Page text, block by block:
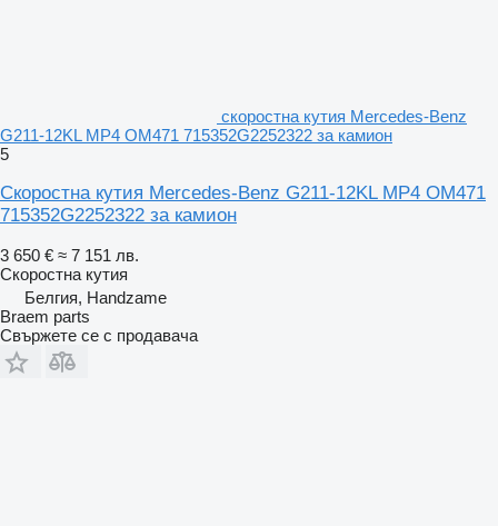
скоростна кутия Mercedes-Benz
G211-12KL MP4 OM471 715352G2252322 за камион
5
Скоростна кутия Mercedes-Benz G211-12KL MP4 OM471
715352G2252322 за камион
3 650 € ≈ 7 151 лв.
Скоростна кутия
Белгия, Handzame
Braem parts
Свържете се с продавача